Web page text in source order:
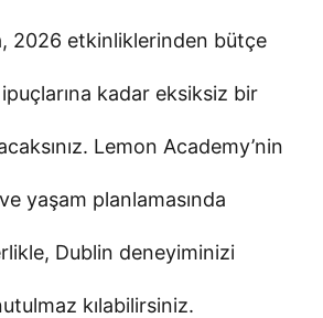
2026 etkinliklerinden bütçe
kadar eksiksiz bir
Lemon Academy’nin
yaşam planlamasında
Dublin deneyiminizi
kılabilirsiniz.